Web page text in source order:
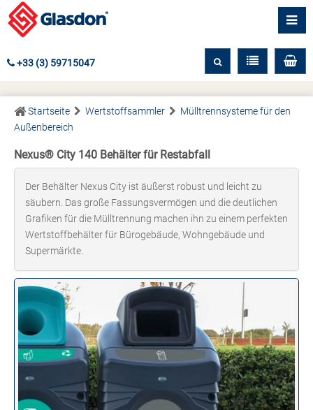
+33 (3) 59715047
Startseite Wertstoffsammler
Mülltrennsysteme für den
Außenbereich
Nexus® City 140 Behälter für Restabfall
Der Behälter Nexus City ist äußerst robust und leicht zu
säubern. Das große Fassungsvermögen und die deutlichen
Grafiken für die Mülltrennung machen ihn zu einem perfekten
Wertstoffbehälter für Bürogebäude, Wohngebäude und
Supermärkte.